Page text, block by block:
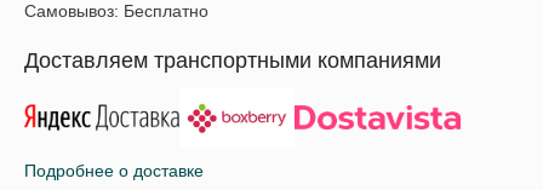
Самовывоз: Бесплатно
Доставляем транспортными компаниями
Подробнее о доставке